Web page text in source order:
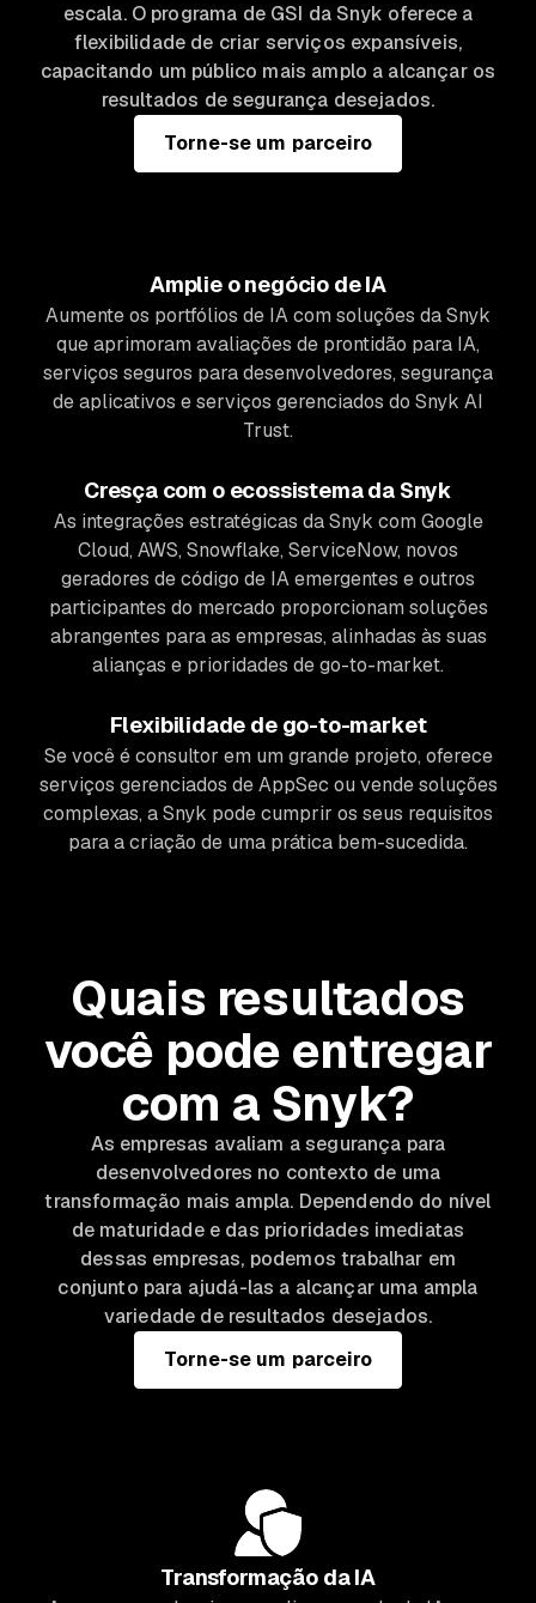
escala. O programa de GSI da Snyk oferece a
flexibilidade de criar serviços expansíveis,
capacitando um público mais amplo a alcançar os
resultados de segurança desejados.
Torne-se um parceiro
Amplie o negócio de IA
Aumente os portfólios de IA com soluções da Snyk
que aprimoram avaliações de prontidão para IA,
serviços seguros para desenvolvedores, segurança
de aplicativos e serviços gerenciados do Snyk AI
Trust.
Cresça com o ecossistema da Snyk
As integrações estratégicas da Snyk com Google
Cloud, AWS, Snowflake, ServiceNow, novos
geradores de código de IA emergentes e outros
participantes do mercado proporcionam soluções
abrangentes para as empresas, alinhadas às suas
alianças e prioridades de go-to-market.
Flexibilidade de go-to-market
Se você é consultor em um grande projeto, oferece
serviços gerenciados de AppSec ou vende soluções
complexas, a Snyk pode cumprir os seus requisitos
para a criação de uma prática bem-sucedida.
Quais resultados
você pode entregar
com a Snyk?
As empresas avaliam a segurança para
desenvolvedores no contexto de uma
transformação mais ampla. Dependendo do nível
de maturidade e das prioridades imediatas
dessas empresas, podemos trabalhar em
conjunto para ajudá-las a alcançar uma ampla
variedade de resultados desejados.
Torne-se um parceiro
Transformação da IA